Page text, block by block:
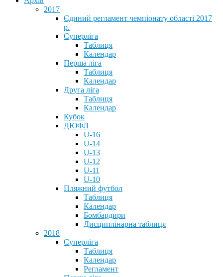
2017
Єдиний регламент чемпіонату області 2017
р.
Суперліга
Таблиця
Календар
Перша ліга
Таблиця
Календар
Друга ліга
Таблиця
Календар
Кубок
ДЮФЛ
U-16
U-14
U-13
U-12
U-11
U-10
Пляжний футбол
Таблиця
Календар
Бомбардири
Дисциплінарна таблиця
2018
Суперліга
Таблиця
Календар
Регламент